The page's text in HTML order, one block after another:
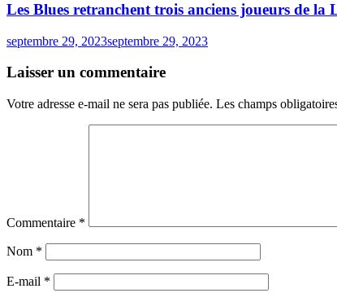
Les Blues retranchent trois anciens joueurs de la
septembre 29, 2023septembre 29, 2023
Laisser un commentaire
Votre adresse e-mail ne sera pas publiée. Les champs
Commentaire *
Nom *
E-mail *